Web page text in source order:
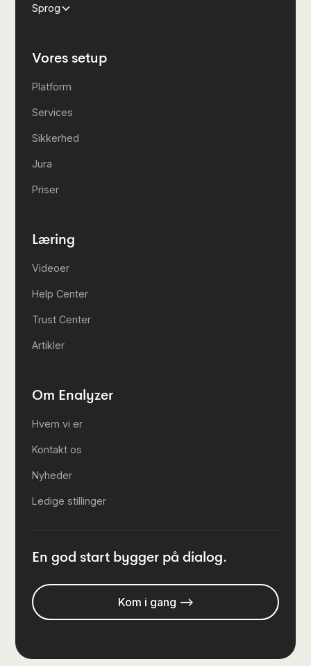
Sprog
Vores setup
Platform
Services
Sikkerhed
Jura
Priser
Læring
Videoer
Help Center
Trust Center
Artikler
Om Enalyzer
Hvem vi er
Kontakt os
Nyheder
Ledige stillinger
En god start bygger på dialog.
Kom i gang -->